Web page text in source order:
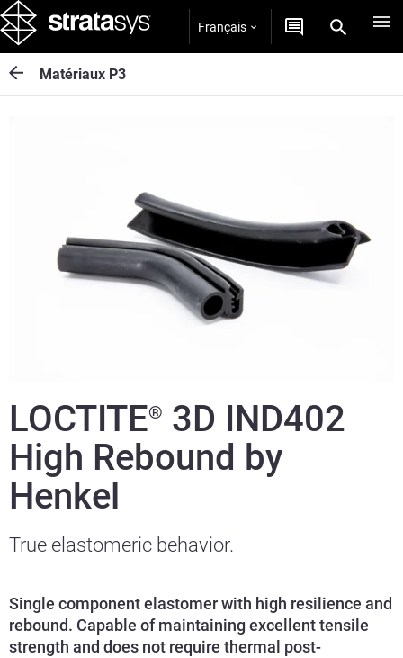
Français
Matériaux P3
LOCTITE® 3D IND402
High Rebound by
Henkel
True elastomeric behavior.
Single component elastomer with high resilience and
rebound. Capable of maintaining excellent tensile
strength and does not require thermal post-